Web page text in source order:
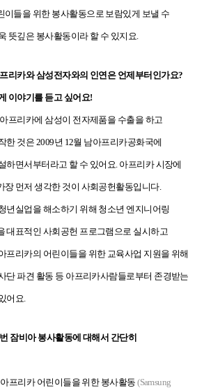
이들을 위한 봉사활동으로 보람있게 보낼 수
뜻깊은 봉사활동이라 할 수 있지요.
리카와 삼성전자와의 인연은 언제부터인가요?
이야기를 듣고 싶어요!
프리카에 삼성이 전자제품을 수출을 하고
한 것은 2009년 12월 남아프리카공화국에
하면서부터라고 할 수 있어요. 아프리카 시장에
장 먼저 생각한 것이 사회공헌활동입니다.
년실업을 해소하기 위해 청소년 엔지니어링
대표적인 사회공헌 프로그램으로 실시하고
프리카의 어린이들을 위한 교육사업 지원을 위해
단 파견 활동 등 아프리카사람들로부터 존경받는
어요.
잠비아 봉사활동에 대해서 간단히
프리카 어린이들을 위한 봉사활동 (Samsung